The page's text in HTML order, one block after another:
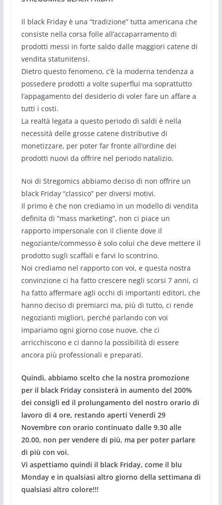
Il black Friday è una “tradizione” tutta americana che
consiste nella corsa folle all’accaparramento di
prodotti messi in forte saldo dalle maggiori catene di
vendita statunitensi.
Dietro questo fenomeno, c’è la moderna tendenza a
possedere prodotti a volte superflui ma soprattutto
l’appagamento del desiderio di voler fare un affare a
tutti i costi.
La realtà legata a questo periodo di saldi è nella
necessità delle grosse catene distributive di
monetizzare, per poter far fronte all’ordine dei
prodotti nuovi da offrire nel periodo natalizio.
Noi di Stregomics abbiamo deciso di non offrire un
black Friday “classico” per diversi motivi.
Il primo è che non crediamo in un modello di vendita
definita di “mass marketing”, non ci piace un
rapporto impersonale con il cliente dove il
negoziante/commesso è solo colui che deve mettere il
prodotto sugli scaffali e farvi lo scontrino.
Noi crediamo nel rapporto con voi, e questa nostra
convinzione ci ha fatto crescere negli scorsi 7 anni, ci
ha fatto affermare agli occhi di importanti editori, che
hanno deciso di premiarci ma, più di tutto, ci rende
negozianti migliori, perché parlando con voi
impariamo ogni giorno cose nuove, che ci
arricchiscono e ci danno la possibilità di essere
ancora più professionali e preparati.
Quindi, abbiamo scelto che la nostra promozione
per il black Friday consisterà in aumento del 200%
dei consigli ed il prolungamento del nostro orario di
lavoro di 4 ore, restando aperti Venerdì 29
Novembre con orario continuato dalle 9.30 alle
20.00, non per vendere di più, ma per poter parlare
di più con voi.
Vi aspettiamo quindi il black Friday, come il blu
Monday e in qualsiasi altro giorno della settimana di
qualsiasi altro colore!!!